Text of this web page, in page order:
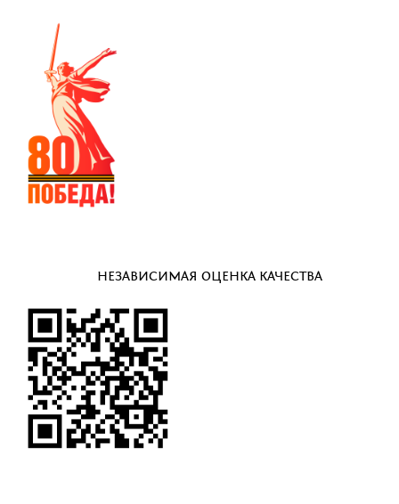
НЕЗАВИСИМАЯ ОЦЕНКА КАЧЕСТВА